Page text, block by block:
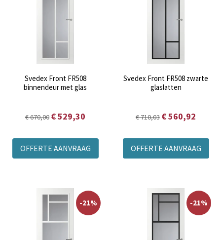
Svedex Front FR508
binnendeur met glas
€ 670,00 € 529,30
OFFERTE AANVRAAG
Svedex Front FR508 zwarte
glaslatten
€ 710,03 € 560,92
OFFERTE AANVRAAG
-21% -21%